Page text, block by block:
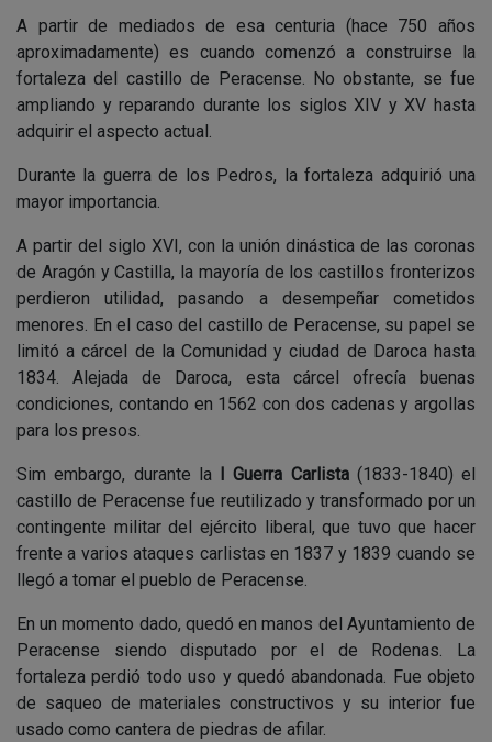
A partir de mediados de esa centuria (hace 750 años
aproximadamente) es cuando comenzó a construirse la
fortaleza del castillo de Peracense. No obstante, se fue
ampliando y reparando durante los siglos XIV y XV hasta
adquirir el aspecto actual.
Durante la guerra de los Pedros, la fortaleza adquirió una
mayor importancia.
A partir del siglo XVI, con la unión dinástica de las coronas
de Aragón y Castilla, la mayoría de los castillos fronterizos
perdieron utilidad, pasando a desempeñar cometidos
menores. En el caso del castillo de Peracense, su papel se
limitó a cárcel de la Comunidad y ciudad de Daroca hasta
1834. Alejada de Daroca, esta cárcel ofrecía buenas
condiciones, contando en 1562 con dos cadenas y argollas
para los presos.
Sim embargo, durante la I Guerra Carlista (1833-1840) el
castillo de Peracense fue reutilizado y transformado por un
contingente militar del ejército liberal, que tuvo que hacer
frente a varios ataques carlistas en 1837 y 1839 cuando se
llegó a tomar el pueblo de Peracense.
En un momento dado, quedó en manos del Ayuntamiento de
Peracense siendo disputado por el de Rodenas. La
fortaleza perdió todo uso y quedó abandonada. Fue objeto
de saqueo de materiales constructivos y su interior fue
usado como cantera de piedras de afilar.